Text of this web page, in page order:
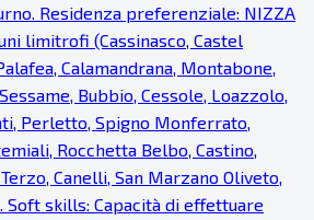
Residenza preferenziale: NIZZA
limitrofi (Cassinasco, Castel
Calamandrana, Montabone,
Bubbio, Cessole, Loazzolo,
Perletto, Spigno Monferrato,
Rocchetta Belbo, Castino,
Canelli, San Marzano Oliveto,
Soft skills: Capacità di effettuare